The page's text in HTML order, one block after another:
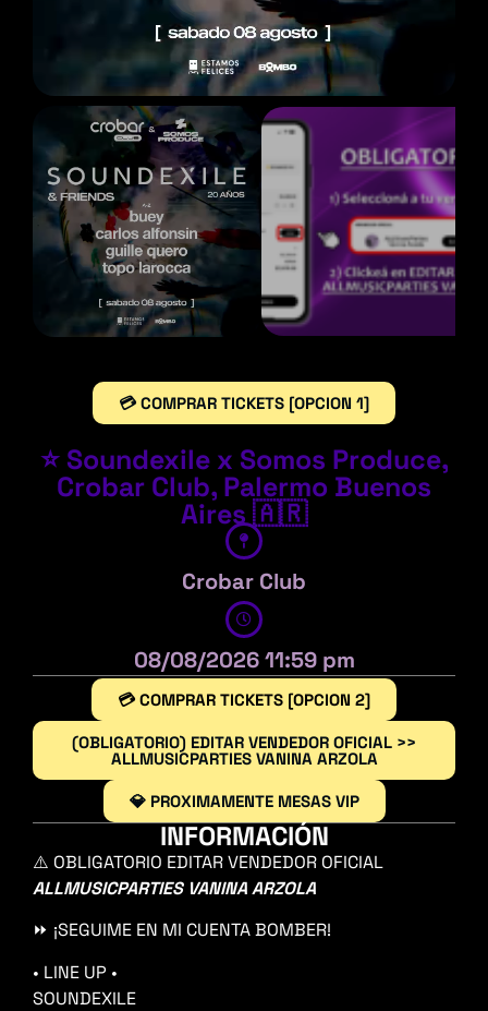
💳 COMPRAR TICKETS [OPCION 1]
⭐ Soundexile x Somos Produce,
Crobar Club, Palermo Buenos
Aires 🇦🇷
Crobar Club
08/08/2026 11:59 pm
💳 COMPRAR TICKETS [OPCION 2]
(OBLIGATORIO) EDITAR VENDEDOR OFICIAL >>
ALLMUSICPARTIES VANINA ARZOLA
💎 PROXIMAMENTE MESAS VIP
INFORMACIÓN
⚠️ OBLIGATORIO EDITAR VENDEDOR OFICIAL
ALLMUSICPARTIES VANINA ARZOLA
⏩ ¡SEGUIME EN MI CUENTA BOMBER!
• LINE UP •
SOUNDEXILE